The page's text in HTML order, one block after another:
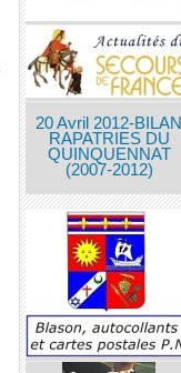
20 Avril 2012-BILAN
RAPATRIES DU
QUINQUENNAT
(2007-2012)